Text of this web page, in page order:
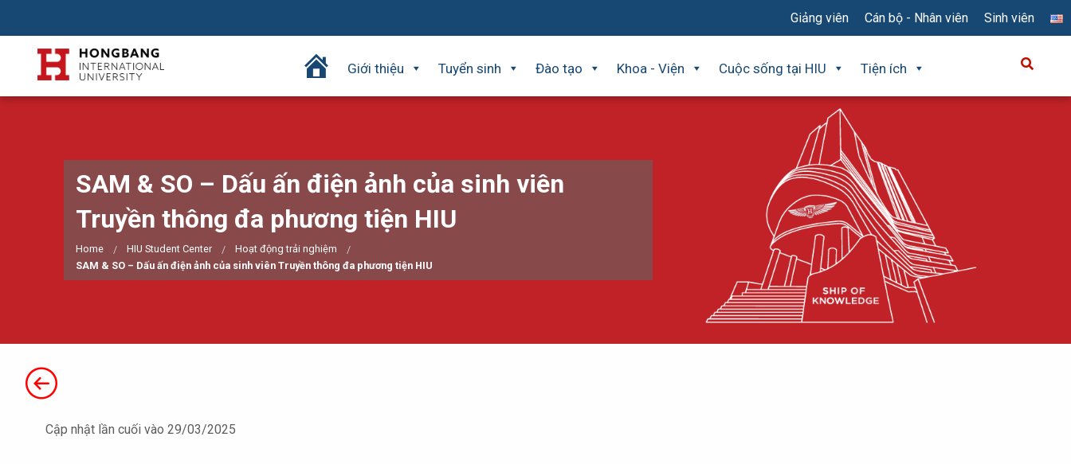
Giảng viên Cán bộ - Nhân viên Sinh viên
a
h
Giới thiệu Tuyển sinh Đào tạo Khoa - Viện Cuộc sống tại HIU Tiện ích
SAM & SO – Dấu ấn điện ảnh của sinh viên
Truyền thông đa phương tiện HIU
Home HIU Student Center
Hoạt động trải nghiệm
SAM & SO – Dấu ấn điện ảnh của sinh viên Truyền thông đa phương tiện HIU
Cập nhật lần cuối vào 29/03/2025